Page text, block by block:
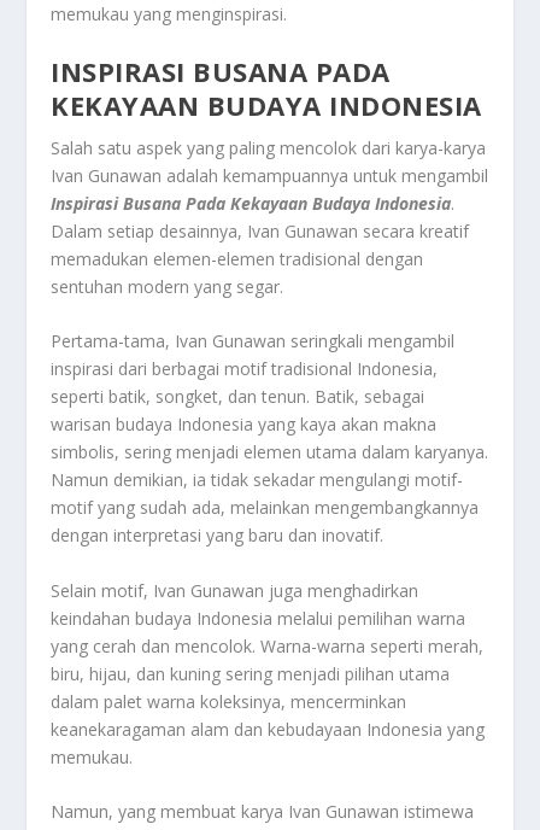
memukau yang menginspirasi.
INSPIRASI BUSANA PADA
KEKAYAAN BUDAYA INDONESIA
Salah satu aspek yang paling mencolok dari karya-karya
Ivan Gunawan adalah kemampuannya untuk mengambil
Inspirasi Busana Pada Kekayaan Budaya Indonesia.
Dalam setiap desainnya, Ivan Gunawan secara kreatif
memadukan elemen-elemen tradisional dengan
sentuhan modern yang segar.
Pertama-tama, Ivan Gunawan seringkali mengambil
inspirasi dari berbagai motif tradisional Indonesia,
seperti batik, songket, dan tenun. Batik, sebagai
warisan budaya Indonesia yang kaya akan makna
simbolis, sering menjadi elemen utama dalam karyanya.
Namun demikian, ia tidak sekadar mengulangi motif-
motif yang sudah ada, melainkan mengembangkannya
dengan interpretasi yang baru dan inovatif.
Selain motif, Ivan Gunawan juga menghadirkan
keindahan budaya Indonesia melalui pemilihan warna
yang cerah dan mencolok. Warna-warna seperti merah,
biru, hijau, dan kuning sering menjadi pilihan utama
dalam palet warna koleksinya, mencerminkan
keanekaragaman alam dan kebudayaan Indonesia yang
memukau.
Namun, yang membuat karya Ivan Gunawan istimewa